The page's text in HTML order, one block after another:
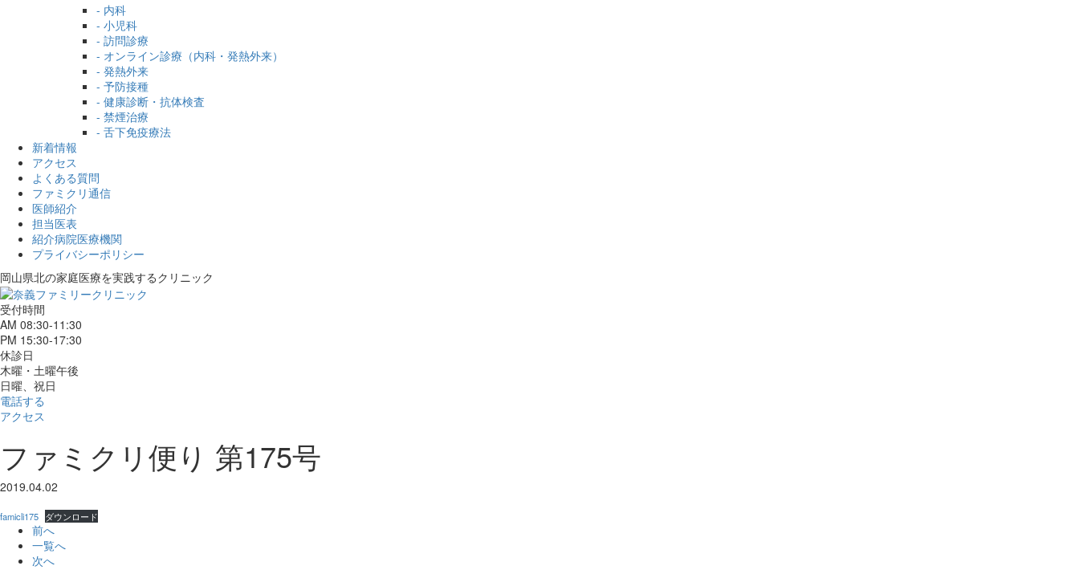
- 内科
- 小児科
- 訪問診療
- オンライン診療（内科・発熱外来）
- 発熱外来
- 予防接種
- 健康診断・抗体検査
- 禁煙治療
- 舌下免疫療法
新着情報
アクセス
よくある質問
ファミクリ通信
医師紹介
担当医表
紹介病院医療機関
プライバシーポリシー
岡山県北の家庭医療を実践するクリニック
受付時間
AM 08:30-11:30
PM 15:30-17:30
休診日
木曜・土曜午後
日曜、祝日
電話する
アクセス
ファミクリ便り 第175号
2019.04.02
famicli175 ダウンロード
前へ
一覧へ
次へ